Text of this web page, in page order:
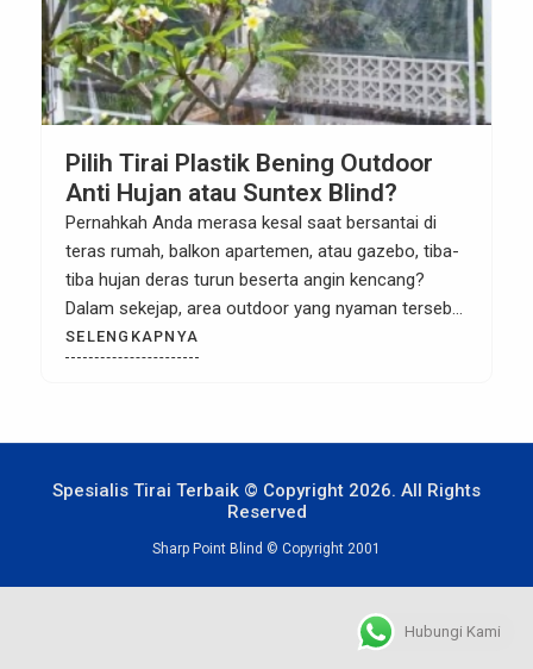
Pilih Tirai Plastik Bening Outdoor
Anti Hujan atau Suntex Blind?
Pernahkah Anda merasa kesal saat bersantai di
teras rumah, balkon apartemen, atau gazebo, tiba-
tiba hujan deras turun beserta angin kencang?
Dalam sekejap, area outdoor yang nyaman tersebut
berubah menjadi basah kuyup akibat tampias air.
Masalah ini juga sering menjadi momok
meja […]
SELENGKAPNYA
Spesialis Tirai Terbaik © Copyright 2026. All Rights
Reserved
Sharp Point Blind © Copyright 2001
Hubungi Kami